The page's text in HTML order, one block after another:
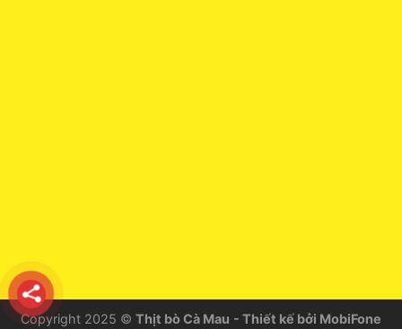
Copyright 2025 © Thịt bò Cà Mau - Thiết kế bởi MobiFone